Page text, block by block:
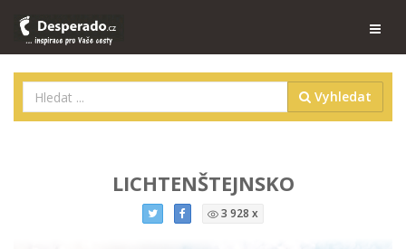
Vyhledat
LICHTENŠTEJNSKO
3 928 x